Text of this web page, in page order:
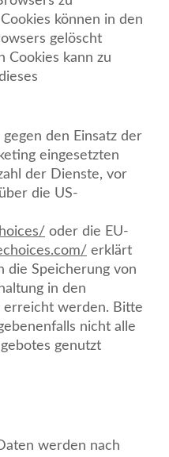
können in den
gelöscht
Cookies kann zu
den Einsatz der
eingesetzten
der Dienste, vor
die US-
oder die EU-
erklärt
die Speicherung von
in den
erreicht werden. Bitte
nicht alle
genutzt
werden nach